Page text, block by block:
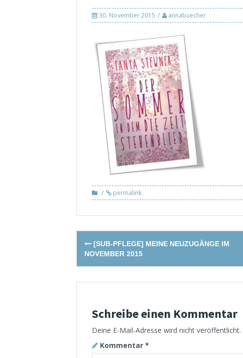
30. November 2015 annabuecher
permalink
Post
navigation
[SUB-PFLEGE] MEINE NEUZUGÄNGE IM
NOVEMBER 2015
Schreibe einen Kommentar
Deine E-Mail-Adresse wird nicht veröffentlicht.
Kommentar *